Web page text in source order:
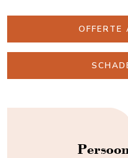
OFFERTE